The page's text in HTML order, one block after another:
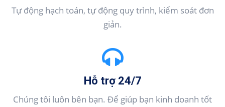
Tự động hạch toán, tự động quy trình, kiểm soát đơn
giản.
Hỗ trợ 24/7
Chúng tôi luôn bên bạn. Để giúp bạn kinh doanh tốt